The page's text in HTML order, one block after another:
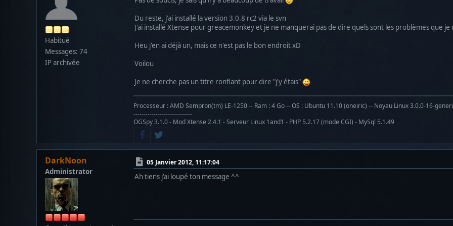
Habitué
Messages: 74
IP archivée
Du reste, j'ai installé la version 3.0.8 rc2 via le svn
J'ai installé Xtense pour greacemonkey et je ne manquerai pas de dire quels sont les problèmes que
Heu j'en ai déjà un, mais ce n'est pas le bon endroit xD
Voilou
Je ne cherche pas un titre ronflant pour dire "j'y étais"
Processeur : AMD Sempron(tm) LE-1250 -- Ram : 4 Go -- OS : Ubuntu 11.10 (oneiric) -- Noyau Linux 3.0.0-16-
-----------------------------
OGSpy 3.1.0 - Mod Xtense 2.4.1 - Serveur Linux 1and1 - PHP 5.2.17 (mode CGI) - MySql 5.1.49
DarkNoon
Administrator
05 Janvier 2012, 11:17:04
Ah tiens j'ai loupé ton message ^^